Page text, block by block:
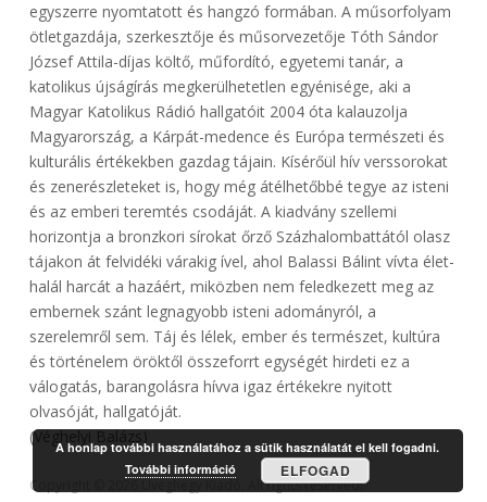
egyszerre nyomtatott és hangzó formában. A műsorfolyam
ötletgazdája, szerkesztője és műsorvezetője Tóth Sándor
József Attila-díjas költő, műfordító, egyetemi tanár, a
katolikus újságírás megkerülhetetlen egyénisége, aki a
Magyar Katolikus Rádió hallgatóit 2004 óta kalauzolja
Magyarország, a Kárpát-medence és Európa természeti és
kulturális értékekben gazdag tájain. Kísérőül hív verssorokat
és zenerészleteket is, hogy még átélhetőbbé tegye az isteni
és az emberi teremtés csodáját. A kiadvány szellemi
horizontja a bronzkori sírokat őrző Százhalombattától olasz
tájakon át felvidéki várakig ível, ahol Balassi Bálint vívta élet-
halál harcát a hazáért, miközben nem feledkezett meg az
embernek szánt legnagyobb isteni adományról, a
szerelemről sem. Táj és lélek, ember és természet, kultúra
és történelem öröktől összeforrt egységét hirdeti ez a
válogatás, barangolásra hívva igaz értékekre nyitott
olvasóját, hallgatóját.
(Véghelyi Balázs)
Copyright © 2026 Üveghegy Kiadó. All rights reserved.
A honlap további használatához a sütik használatát el kell fogadni.
További információ
ELFOGAD